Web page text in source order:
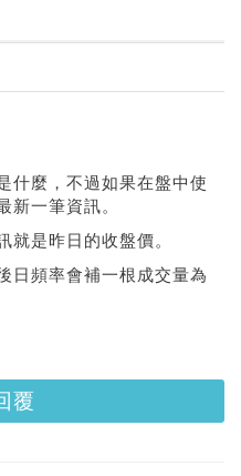
什麼，不過如果在盤中使
新一筆資訊。
就是昨日的收盤價。
日頻率會補一根成交量為
覆